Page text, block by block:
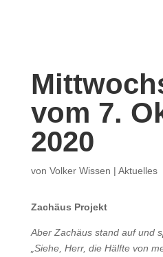
vom 7.
2020
von Volker Wissen | Aktuelles
Zachäus Projekt
Aber Zachäus stand auf und
„Siehe, Herr, die Hälfte von